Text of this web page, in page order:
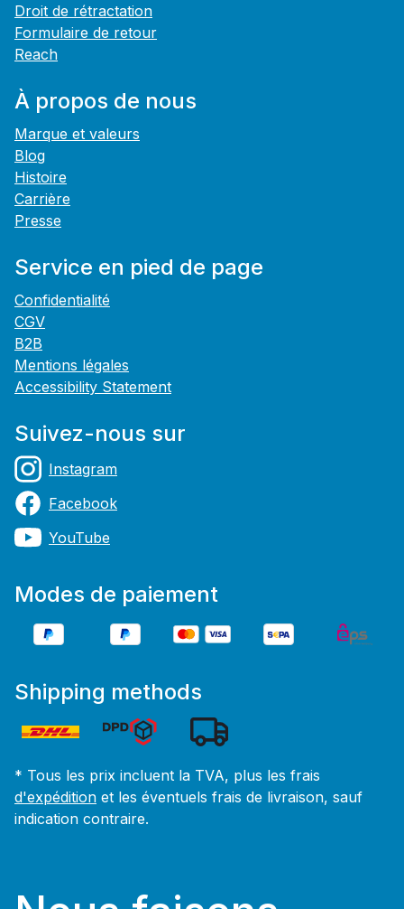
Droit de rétractation
Formulaire de retour
Reach
À propos de nous
Marque et valeurs
Blog
Histoire
Carrière
Presse
Service en pied de page
Confidentialité
CGV
B2B
Mentions légales
Accessibility Statement
Suivez-nous sur
Instagram
Facebook
YouTube
Modes de paiement
Shipping methods
* Tous les prix incluent la TVA, plus les frais
d'expédition et les éventuels frais de livraison, sauf
indication contraire.